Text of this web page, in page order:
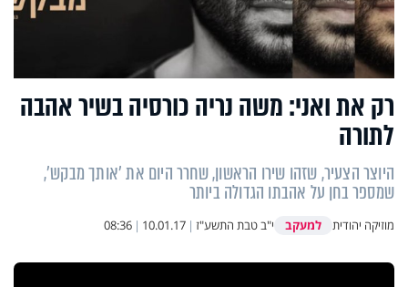
רק את ואני: משה נריה כורסיה בשיר אהבה
לתורה
היוצר הצעיר, שזהו שירו הראשון, שחרר היום את 'אותך מבקש',
שמספר בחן על אהבתו הגדולה ביותר
מוזיקה יהודית למעקב י"ב טבת התשע"ז |
10.01.17
|
08:36